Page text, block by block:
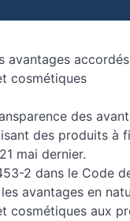
avantages
cosmétiques
des
des produits à
mai dernier.
2 dans le Code
avantages en
cosmétiques aux